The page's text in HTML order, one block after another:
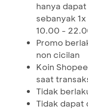
hanya
sebanyak
10.00 -
Promo
non cicilan
Koin
saat
Tidak
Tidak dapat